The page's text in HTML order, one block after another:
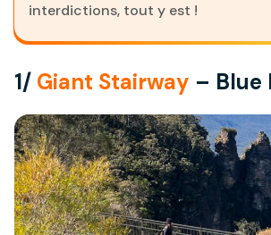
interdictions, tout y est !
1/ Giant Stairway – Blue